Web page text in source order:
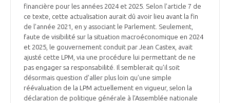
NOS RÉSEAUX À L'INTERNATIONAL
COMITÉ AERO PME
STARTAIR
COMMISSIONS ET COMITÉS
LES PROGRAMMES DU GIFAS
UN ÉCOSYSTÈME INTÉGRÉ ET COHÉRENT
POURQUOI DEVENIR MEMBRE ?
LA MÉDIATION
LA MÉDIATION DANS LA FILIÈRE AÉRONAUTIQUE ET SPATIALE
LE MÉDIATEUR DE LA FILIÈRE AÉRONAUTIQUE ET SPATIALE
LE SALON DU BOURGET
L'OBSERVATOIRE
financière pour les années 2024 et 2025. Selon l’article 7 de
ce texte, cette actualisation aurait dû avoir lieu avant la fin
de l’année 2021, en y associant le Parlement. Seulement,
faute de visibilité sur la situation macroéconomique en 2024
et 2025, le gouvernement conduit par Jean Castex, avait
ajusté cette LPM, via une procédure lui permettant de ne
pas engager sa responsabilité. Il semblerait qu’il soit
désormais question d’aller plus loin qu’une simple
réévaluation de la LPM actuellement en vigueur, selon la
déclaration de politique générale à l’Assemblée nationale
Découvrez les avantages d'adhérer au GIFAS.
Rencontres, salons, données sectorielles,
programmes ...
DEMANDE D’ADHÉSION